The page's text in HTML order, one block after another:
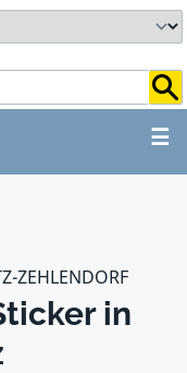
☰
ZEHLENDORF
in